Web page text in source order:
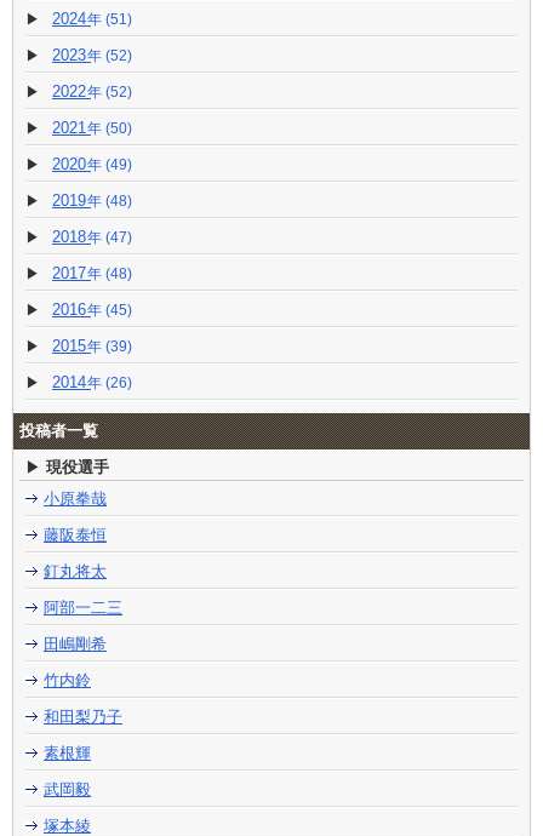
2024 (51)
2023 (52)
2022 (52)
2021 (50)
2020 (49)
2019 (48)
2018 (47)
2017 (48)
2016 (45)
2015 (39)
2014 (26)
投稿者一覧
現役選手
小原拳哉
藤阪泰恒
釘丸将太
阿部一二三
田嶋剛希
竹内鈴
和田梨乃子
素根輝
武岡毅
塚本綾